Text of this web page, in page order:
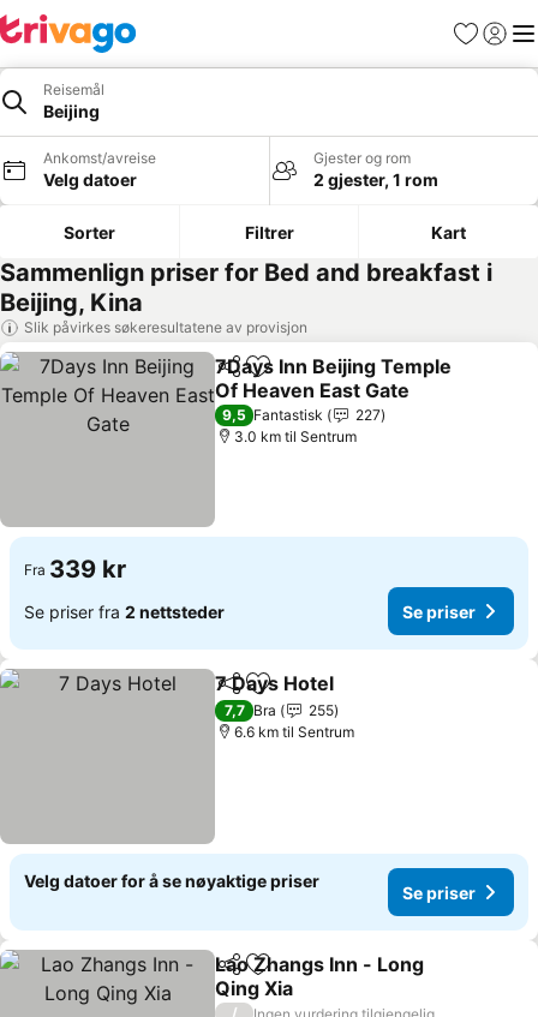
Favoritter
Logg
Reisemål
Beijing
Ankomst/avreise
Velg datoer
Gjester og rom
2 gjester, 1 rom
Sorter Filtrer Kart
Sammenlign priser for Bed and breakfast i
Beijing, Kina
Slik påvirkes søkeresultatene av provisjon
Del Legg til i favoritter
7Days Inn Beijing Temple
Of Heaven East Gate
Se priser
9,5 Fantastisk
227
3.0 km til Sentrum
Fra 339 kr
Se priser fra 2 nettsteder Se priser
Del Legg til i favoritter
7 Days Hotel
7,7 Bra
255
6.6 km til Sentrum
Velg datoer for å se nøyaktige priser
Se priser
Del Legg til i favoritter
Lao Zhangs Inn - Long
Qing Xia
/
Ingen vurdering tilgjengelig